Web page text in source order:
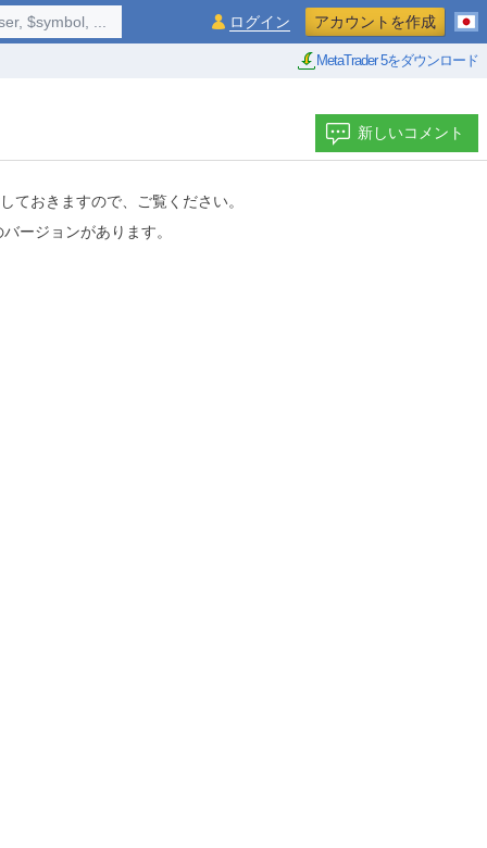
MetaTrader 5をダウンロード
$symbol, ... ログイン アカウントを作成
新しいコメント
おきますので、ご覧ください。
ージョンがあります。